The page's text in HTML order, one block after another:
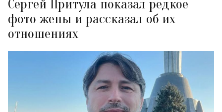
Сергей Притула показал редкое
фото жены и рассказал об их
отношениях